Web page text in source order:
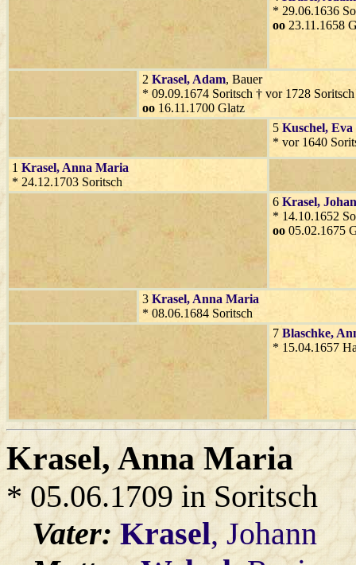
* 29.06.1636
oo 23.11.1658
2 Krasel, Adam, Bauer
* 09.09.1674 Soritsch † vor 1728 Soritsch
oo 16.11.1700 Glatz
5 Kuschel, Eva
* vor 1640
1 Krasel, Anna Maria
* 24.12.1703 Soritsch
6 Krasel,
* 14.10.1652
oo 05.02.1675
3 Krasel, Anna Maria
* 08.06.1684 Soritsch
7 Blaschke,
* 15.04.1657
Krasel, Anna Maria
* 05.06.1709 in Soritsch
Vater:Krasel, Johann